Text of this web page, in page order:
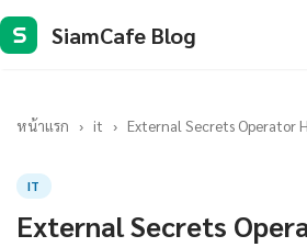
S SiamCafe Blog
หน้าแรก › it › External Secrets Operator
IT
External Secrets